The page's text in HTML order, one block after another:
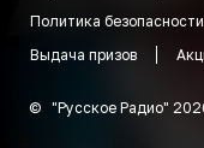
Политика безопасности
Выдача призов
© "Русское Радио"